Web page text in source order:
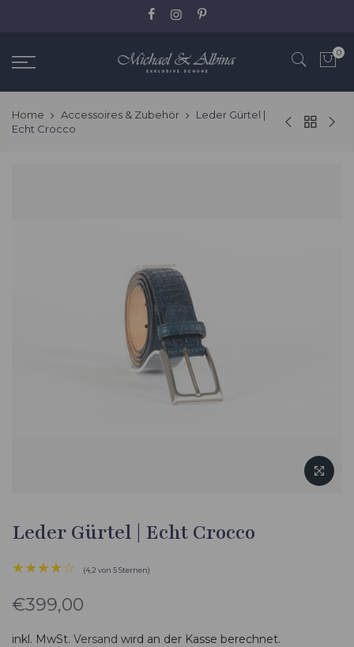
0
Home Accessoires & Zubehör
Leder Gürtel |
Echt Crocco
Leder Gürtel | Echt Crocco
★★★★☆ (4,2 von 5 Sternen)
€399,00
inkl. MwSt. Versand wird an der Kasse berechnet.